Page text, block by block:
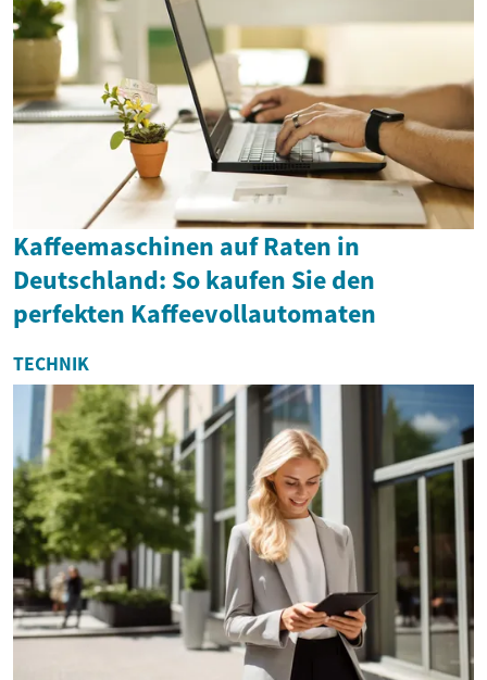
Kaffeemaschinen auf Raten in
Deutschland: So kaufen Sie den
perfekten Kaffeevollautomaten
TECHNIK